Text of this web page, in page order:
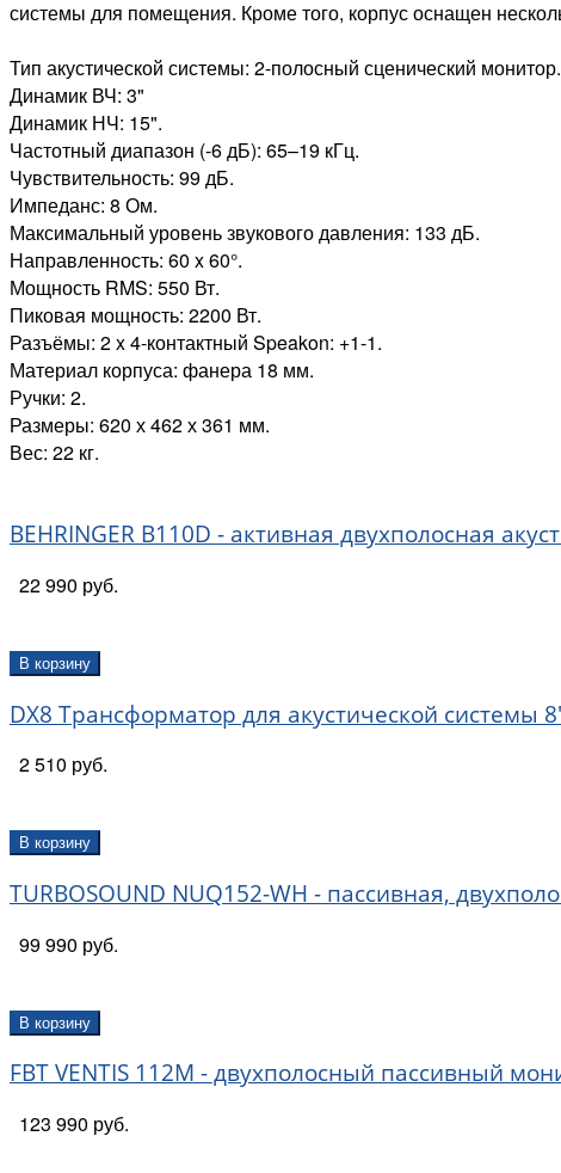
системы для помещения. Кроме того, корпус оснащен
Тип акустической системы: 2-полосный сценический монитор.
Динамик ВЧ: 3"
Динамик НЧ: 15".
Частотный диапазон (-6 дБ): 65–19 кГц.
Чувствительность: 99 дБ.
Импеданс: 8 Ом.
Максимальный уровень звукового давления: 133 дБ.
Направленность: 60 x 60°.
Мощность RMS: 550 Вт.
Пиковая мощность: 2200 Вт.
Разъёмы: 2 x 4-контактный Speakon: +1-1.
Материал корпуса: фанера 18 мм.
Ручки: 2.
Размеры: 620 х 462 х 361 мм.
Вес: 22 кг.
BEHRINGER B110D - активная двухполосная
22 990 руб.
В корзину
DX8 Трансформатор для акустической системы
2 510 руб.
В корзину
TURBOSOUND NUQ152-WH - пассивная,
99 990 руб.
В корзину
FBT VENTIS 112M - двухполосный пассивный
123 990 руб.